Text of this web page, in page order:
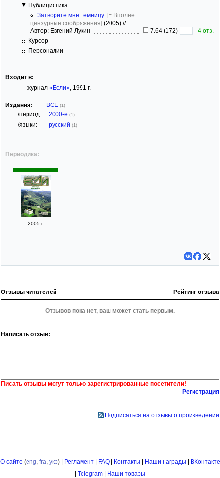
Публицистика
Затворите мне темницу [= Вполне
цензурные соображения] (2005) //
Автор: Евгений Лукин
7.64 (172) -
4 отз.
Курсор
Персоналии
Входит в:
— журнал «Если», 1991 г.
Издания: ВСЕ (1)
/период: 2000-е (1)
/языки: русский (1)
Периодика:
2005 г.
Отзывы читателей Рейтинг отзыва
Отзывов пока нет, ваш может стать первым.
Написать отзыв:
Писать отзывы могут только зарегистрированные посетители!
Регистрация
Подписаться на отзывы о произведении
О сайте (eng fra укр) | Регламент| FAQ| Контакты | Наши награды | ВКонтакте
| Telegram | Наши товары